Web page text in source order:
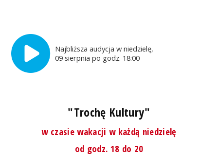
Najbliższa audycja w niedzielę,
09 sierpnia po godz. 18:00
"Trochę Kultury"
w czasie wakacji w każdą niedzielę
od godz. 18 do 20